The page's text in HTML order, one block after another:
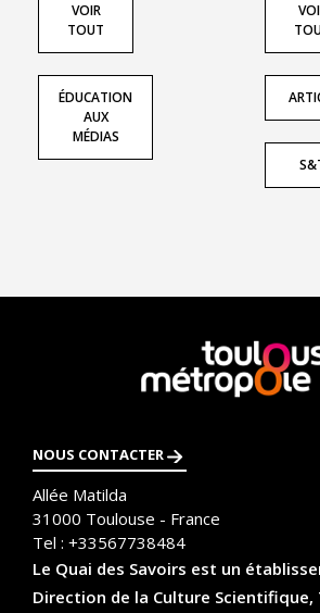
VOIR
TOUT
ÉDUCATION
AUX
MÉDIAS
En
savoir
plus
NOUS CONTACTER
Allée Matilda
31000 Toulouse - France
Tel : +33567738484
Le Quai des Savoirs est un
Direction de la Culture Scientifique,